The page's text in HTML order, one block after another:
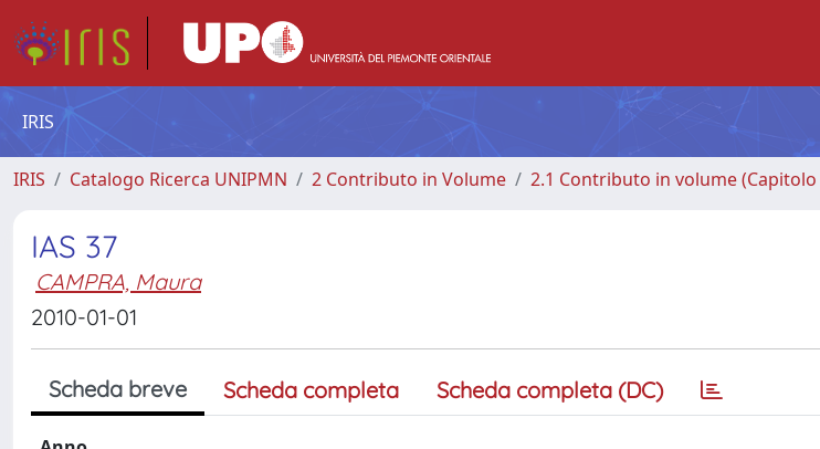
IRIS
IRIS Catalogo Ricerca UNIPMN 2 Contributo in Volume 2.1 Contributo in volume (Capitolo
IAS 37
CAMPRA, Maura
2010-01-01
Scheda breve Scheda completa Scheda completa (DC)